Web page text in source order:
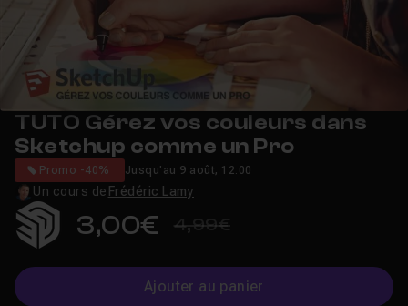
TUTO Gérez vos couleurs dans
Sketchup comme un Pro
Un cours de Frédéric Lamy
Promo -40% Jusqu'au 9 août, 12:00
3,00€ 4,99€
Ajouter au panier